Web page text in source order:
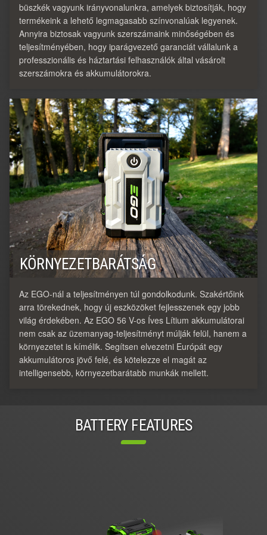
büszkék vagyunk irányvonalunkra, amelyek biztosítják, hogy
termékeink a lehető legmagasabb színvonalúak legyenek.
Annyira biztosak vagyunk szerszámaink minőségében és
teljesítményében, hogy iparágvezető garanciát vállalunk a
professzionális és háztartási felhasználók által vásárolt
szerszámokra és akkumulátorokra.
KÖRNYEZETBARÁTSÁG
Az EGO-nál a teljesítményen túl gondolkodunk. Szakértőink
arra törekednek, hogy új eszközöket fejlesszenek egy jobb
világ érdekében. Az EGO 56 V-os Íves Lítium akkumulátorai
nem csak az üzemanyag-teljesítményt múlják felül, hanem a
környezetet is kímélik. Segítsen elvezetni Európát egy
akkumulátoros jövő felé, és kötelezze el magát az
intelligensebb, környezetbarátabb munkák mellett.
BATTERY FEATURES